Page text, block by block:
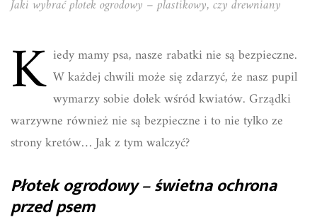
Jaki wybrać płotek ogrodowy – plastikowy, czy drewniany
K iedy mamy psa, nasze rabatki nie są bezpieczne.
W każdej chwili może się zdarzyć, że nasz pupil
wymarzy sobie dołek wśród kwiatów. Grządki
warzywne również nie są bezpieczne i to nie tylko ze
strony kretów… Jak z tym walczyć?
Płotek ogrodowy – świetna ochrona
przed psem